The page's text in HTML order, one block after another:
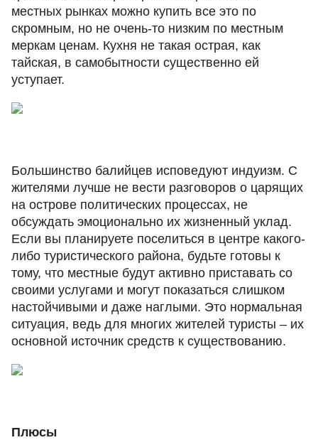
местных рынках можно купить все это по
скромным, но не очень-то низким по местным
меркам ценам. Кухня не такая острая, как
тайская, в самобытности существенно ей
уступает.
Большинство балийцев исповедуют индуизм. С
жителями лучше не вести разговоров о царящих
на острове политических процессах, не
обсуждать эмоционально их жизненный уклад.
Если вы планируете поселиться в центре какого-
либо туристического района, будьте готовы к
тому, что местные будут активно приставать со
своими услугами и могут показаться слишком
настойчивыми и даже наглыми. Это нормальная
ситуация, ведь для многих жителей туристы – их
основной источник средств к существованию.
Плюсы